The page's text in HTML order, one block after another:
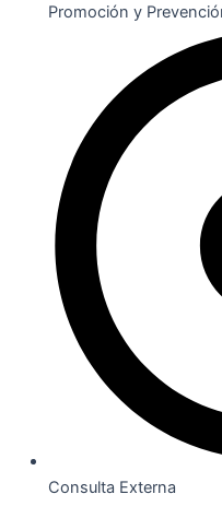
Promoción y
Consulta Externa